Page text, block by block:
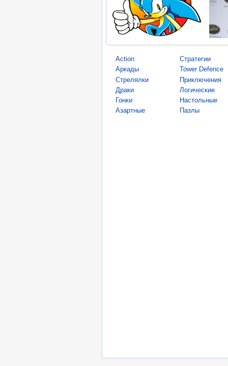
Action
Аркады
Стрелялки
Драки
Гонки
Азартные
Стратегии
Tower Defence
Приключения
Логические
Настольные
Пазлы